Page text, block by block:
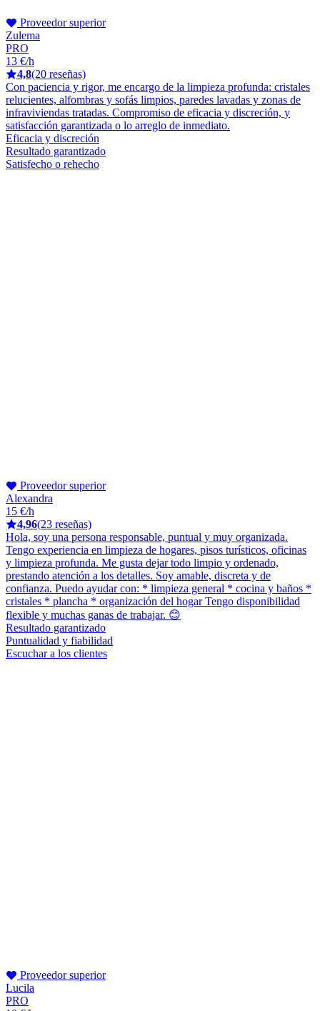
Proveedor superior
Zulema
PRO
13 €/h
4,8(20 reseñas)
Con paciencia y rigor, me encargo de la limpieza profunda: cristales
relucientes, alfombras y sofás limpios, paredes lavadas y zonas de
infraviviendas tratadas. Compromiso de eficacia y discreción, y
satisfacción garantizada o lo arreglo de inmediato.
Eficacia y discreción
Resultado garantizado
Satisfecho o rehecho
Proveedor superior
Alexandra
15 €/h
4,96(23 reseñas)
Hola, soy una persona responsable, puntual y muy organizada.
Tengo experiencia en limpieza de hogares, pisos turísticos, oficinas
y limpieza profunda. Me gusta dejar todo limpio y ordenado,
prestando atención a los detalles. Soy amable, discreta y de
confianza. Puedo ayudar con: * limpieza general * cocina y baños *
cristales * plancha * organización del hogar Tengo disponibilidad
flexible y muchas ganas de trabajar. 😊
Resultado garantizado
Puntualidad y fiabilidad
Escuchar a los clientes
Proveedor superior
Lucila
PRO